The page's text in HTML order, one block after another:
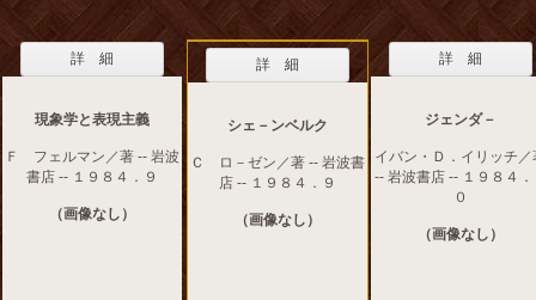
詳 細
現象学と表現主義
Ｆ フェルマン／著 -- 岩波
書店 -- １９８４．９
（画像なし）
詳 細
シェ－ンベルク
Ｃ ロ－ゼン／著 -- 岩波書
店 -- １９８４．９
（画像なし）
詳 細
ジェンダ－
イバン・Ｄ．イリッチ／
-- 岩波書店 -- １９８４．
０
（画像なし）